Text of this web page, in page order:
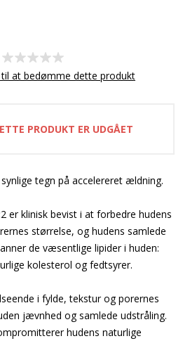
at bedømme dette produkt
PRODUKT ER UDGÅET
tegn på accelereret ældning.
er klinisk bevist i at forbedre hudens
størrelse, og hudens samlede
de væsentlige lipider i huden:
kolesterol og fedtsyrer.
i fylde, tekstur og porernes
jævnhed og samlede udstråling.
hudens naturlige